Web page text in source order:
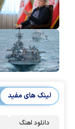
لینک های مفید
دانلود اهنگ